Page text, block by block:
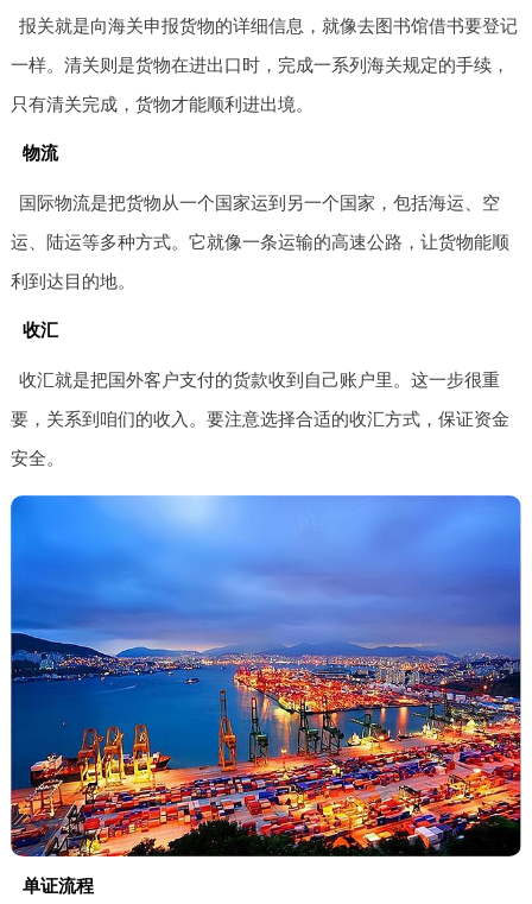
报关就是向海关申报货物的详细信息，就像去图书馆借书要登记
一样。清关则是货物在进出口时，完成一系列海关规定的手续，
只有清关完成，货物才能顺利进出境。
物流
国际物流是把货物从一个国家运到另一个国家，包括海运、空
运、陆运等多种方式。它就像一条运输的高速公路，让货物能顺
利到达目的地。
收汇
收汇就是把国外客户支付的货款收到自己账户里。这一步很重
要，关系到咱们的收入。要注意选择合适的收汇方式，保证资金
安全。
单证流程